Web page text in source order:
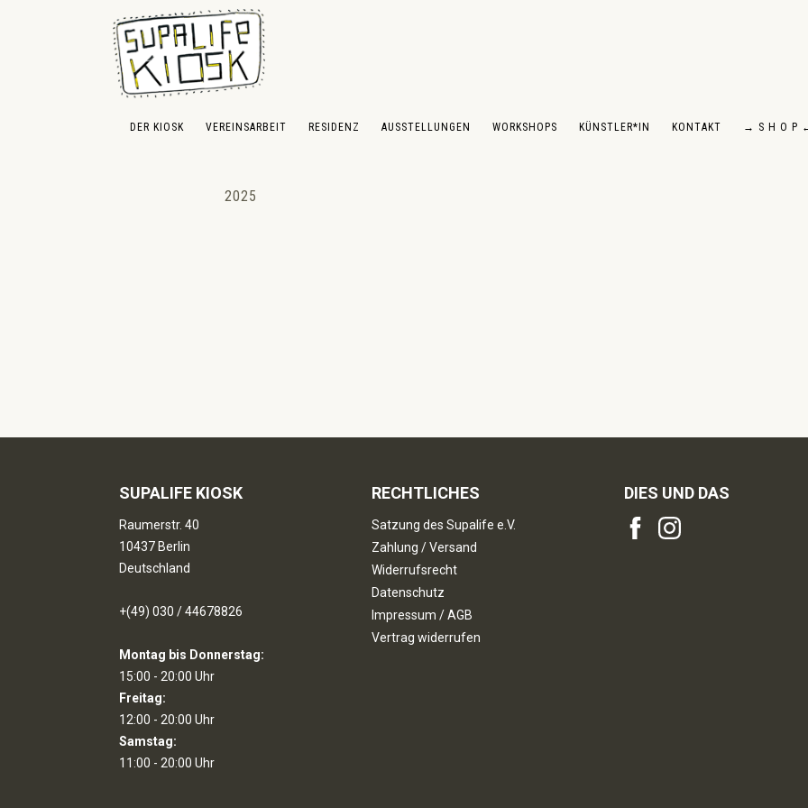
Hauptinhalt springen
Zur Suche springen
Zur Hauptnavigation springen
DER KIOSK VEREINSARBEIT RESIDENZ AUSSTELLUNGEN WORKSHOPS KÜNSTLER*IN KONTAKT → S H O P
2025
SUPALIFE KIOSK
Raumerstr. 40
10437 Berlin
Deutschland
+(49) 030 / 44678826
Montag bis Donnerstag:
15:00 - 20:00 Uhr
Freitag:
12:00 - 20:00 Uhr
Samstag:
11:00 - 20:00 Uhr
RECHTLICHES
Satzung des Supalife e.V.
Zahlung / Versand
Widerrufsrecht
Datenschutz
Impressum / AGB
Vertrag widerrufen
DIES UND DAS